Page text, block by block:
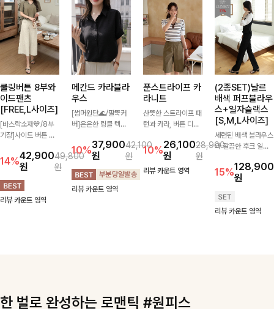
쿨링버튼 8부와
이드팬츠
[FREE,L사이즈]
[바스락소재💙/8부
기장]사이드 버튼 디
가 되어주는 와이드
팬츠입니다. 여유롭게
떨어지는 실루엣과 가
볍게 바스락거리는 소
재감으로 시원하고 편
14%42,900
원
49,800
원
리뷰 카운트 영역
메칸드 카라블라
우스
[썸머원단🌊/팔뚝커
버]은은한 링클 텍스
이 만나 내추럴하면서
도 세련된 무드를 연
출해주는 블라우스-
데일리룩부터 출근룩
까지 다양하게 활용하
10%37,900
원
42,100
원
리뷰 카운트 영역
푼스트라이프 카
라니트
산뜻한 스트라이프 패
턴과 카라, 버튼 디테
면서도 세련된 무드를
완성해주는 니트 🤍
부드럽고 가벼운 착용
10%26,100
원
28,900
원
리뷰 카운트 영역
(2종SET)날르
배색 퍼프블라우
스+일자슬랙스
[S,M,L사이즈]
세련된 배색 블라우스
와 깔끔한 후크 일자
세트입니다. 허리 라
인을 자연스럽게 살려
일자핏 슬랙스가 만나
단정하면서도 고급스
15%128,900
원
리뷰 카운트 영역
한 벌로 완성하는 로맨틱 #원피스